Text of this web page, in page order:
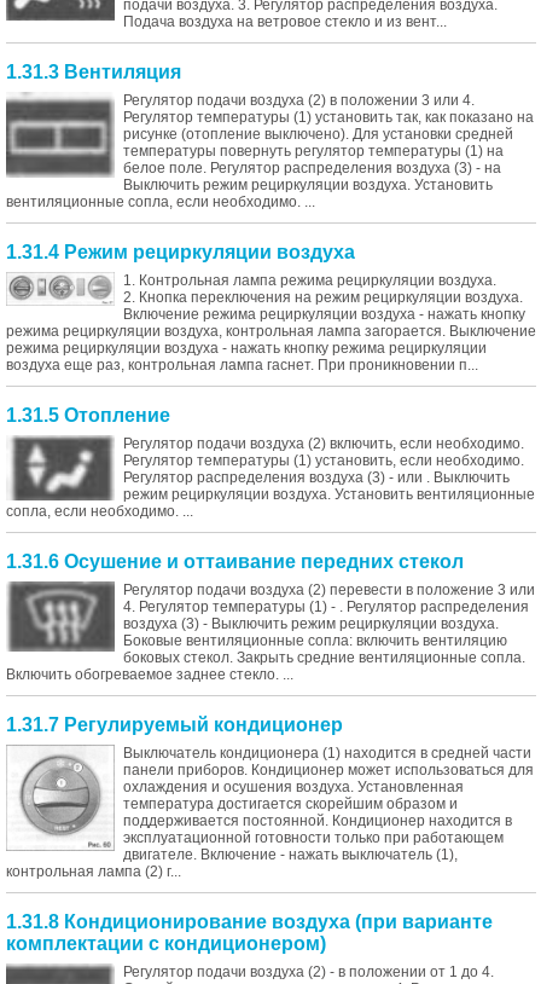
подачи воздуха. 3. Регулятор распределения воздуха.
Подача воздуха на ветровое стекло и из вент...
1.31.3 Вентиляция
Регулятор подачи воздуха (2) в положении 3 или 4.
Регулятор температуры (1) установить так, как показано на
рисунке (отопление выключено). Для установки средней
температуры повернуть регулятор температуры (1) на
белое поле. Регулятор распределения воздуха (3) - на
Выключить режим рециркуляции воздуха. Установить
вентиляционные сопла, если необходимо. ...
1.31.4 Режим рециркуляции воздуха
1. Контрольная лампа режима рециркуляции воздуха.
2. Кнопка переключения на режим рециркуляции воздуха.
Включение режима рециркуляции воздуха - нажать кнопку
режима рециркуляции воздуха, контрольная лампа загорается. Выключение
режима рециркуляции воздуха - нажать кнопку режима рециркуляции
воздуха еще раз, контрольная лампа гаснет. При проникновении п...
1.31.5 Отопление
Регулятор подачи воздуха (2) включить, если необходимо.
Регулятор температуры (1) установить, если необходимо.
Регулятор распределения воздуха (3) - или . Выключить
режим рециркуляции воздуха. Установить вентиляционные
сопла, если необходимо. ...
1.31.6 Осушение и оттаивание передних стекол
Регулятор подачи воздуха (2) перевести в положение 3 или
4. Регулятор температуры (1) - . Регулятор распределения
воздуха (3) - Выключить режим рециркуляции воздуха.
Боковые вентиляционные сопла: включить вентиляцию
боковых стекол. Закрыть средние вентиляционные сопла.
Включить обогреваемое заднее стекло. ...
1.31.7 Регулируемый кондиционер
Выключатель кондиционера (1) находится в средней части
панели приборов. Кондиционер может использоваться для
охлаждения и осушения воздуха. Установленная
температура достигается скорейшим образом и
поддерживается постоянной. Кондиционер находится в
эксплуатационной готовности только при работающем
двигателе. Включение - нажать выключатель (1),
контрольная лампа (2) г...
1.31.8 Кондиционирование воздуха (при варианте
комплектации с кондиционером)
Регулятор подачи воздуха (2) - в положении от 1 до 4.